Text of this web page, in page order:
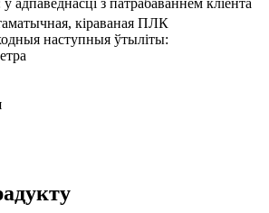
адпаведнасці з патрабаваннем кліента
кіраваная ПЛК
наступныя ўтыліты: